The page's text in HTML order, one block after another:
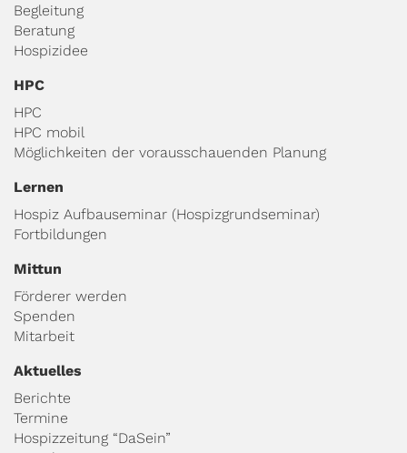
Begleitung
Beratung
Hospizidee
HPC
HPC
HPC mobil
Möglichkeiten der vorausschauenden Planung
Lernen
Hospiz Aufbauseminar (Hospizgrundseminar)
Fortbildungen
Mittun
Förderer werden
Spenden
Mitarbeit
Aktuelles
Berichte
Termine
Hospizzeitung “DaSein”